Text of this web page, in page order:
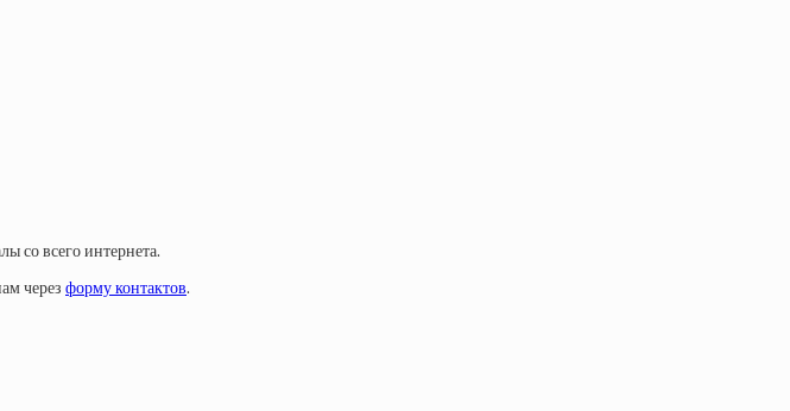
со всего интернета.
через форму контактов.